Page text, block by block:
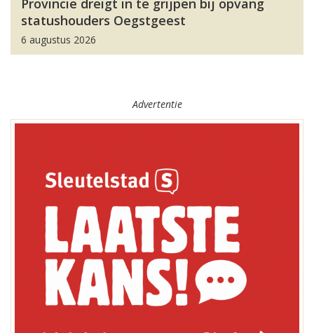
Provincie dreigt in te grijpen bij opvang
statushouders Oegstgeest
6 augustus 2026
Advertentie